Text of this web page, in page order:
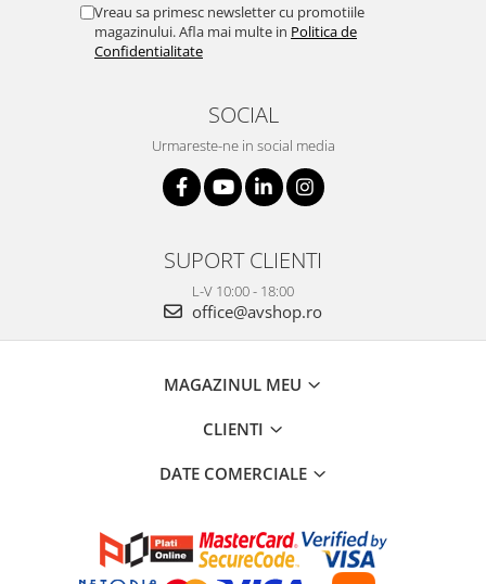
Vreau sa primesc newsletter cu promotiile
magazinului. Afla mai multe in Politica de
Confidentialitate
SOCIAL
Urmareste-ne in social media
SUPORT CLIENTI
L-V 10:00 - 18:00
office@avshop.ro
MAGAZINUL MEU
CLIENTI
DATE COMERCIALE